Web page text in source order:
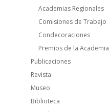
Academias Regionales
Comisiones de Trabajo
Condecoraciones
Premios de la Academia
Publicaciones
Revista
Museo
Biblioteca